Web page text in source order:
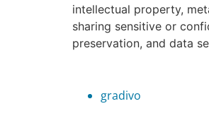
intellectual property,
sharing sensitive or
preservation, and data
gradivo